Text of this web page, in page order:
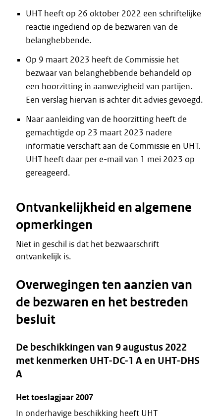
UHT heeft op 26 oktober 2022 een schriftelijke
reactie ingediend op de bezwaren van de
belanghebbende.
Op 9 maart 2023 heeft de Commissie het
bezwaar van belanghebbende behandeld op
een hoorzitting in aanwezigheid van partijen.
Een verslag hiervan is achter dit advies gevoegd.
Naar aanleiding van de hoorzitting heeft de
gemachtigde op 23 maart 2023 nadere
informatie verschaft aan de Commissie en UHT.
UHT heeft daar per e-mail van 1 mei 2023 op
gereageerd.
Ontvankelijkheid en algemene
opmerkingen
Niet in geschil is dat het bezwaarschrift
ontvankelijk is.
Overwegingen ten aanzien van
de bezwaren en het bestreden
besluit
De beschikkingen van 9 augustus 2022
met kenmerken UHT-DC-1 A en UHT-DHS
A
Het toeslagjaar 2007
In onderhavige beschikking heeft UHT